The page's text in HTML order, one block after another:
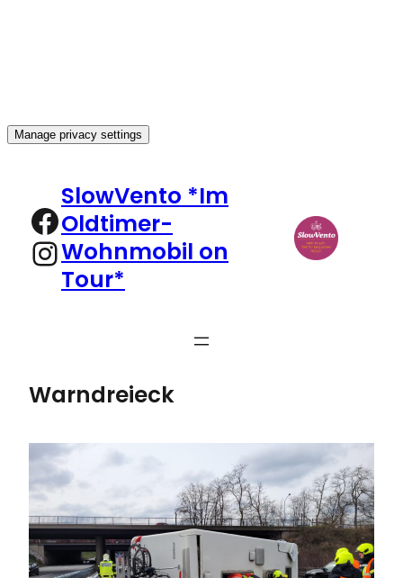
Manage privacy settings
springen
Facebook
Instagram
SlowVento *Im
Oldtimer-
Wohnmobil on
Tour*
Warndreieck